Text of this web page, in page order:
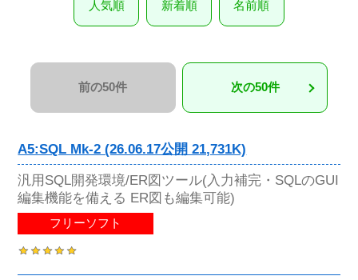
人気順 新着順 名前順
前の50件 次の50件
A5:SQL Mk-2 (26.06.17公開 21,731K)
汎用SQL開発環境/ER図ツール(入力補完・SQLのGUI
編集機能を備える ER図も編集可能)
フリーソフト